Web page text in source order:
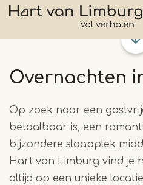
Overslaan
naar
inhoud
Overnachten
Op zoek naar een
betaalbaar is, een
bijzondere slaapplek
Hart van Limburg vind je
altijd op een unieke